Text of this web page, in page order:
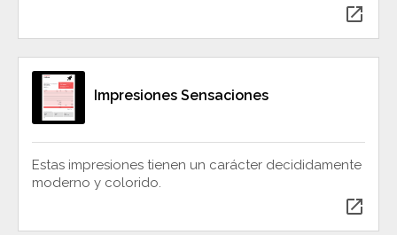
open_in_new
Impresiones Sensaciones
Estas impresiones tienen un carácter decididamente
moderno y colorido.
open_in_new